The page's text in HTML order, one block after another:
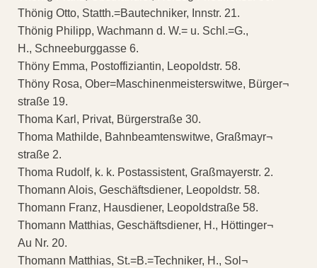
Thönig Otto, Statth.=Bautechniker, Innstr. 21.
Thönig Philipp, Wachmann d. W.= u. Schl.=G.,
H., Schneeburggasse 6.
Thöny Emma, Postoffiziantin, Leopoldstr. 58.
Thöny Rosa, Ober=Maschinenmeisterswitwe, Bürger¬
straße 19.
Thoma Karl, Privat, Bürgerstraße 30.
Thoma Mathilde, Bahnbeamtenswitwe, Graßmayr¬
straße 2.
Thoma Rudolf, k. k. Postassistent, Graßmayerstr. 2.
Thomann Alois, Geschäftsdiener, Leopoldstr. 58.
Thomann Franz, Hausdiener, Leopoldstraße 58.
Thomann Matthias, Geschäftsdiener, H., Höttinger¬
Au Nr. 20.
Thomann Matthias, St.=B.=Techniker, H., Sol¬